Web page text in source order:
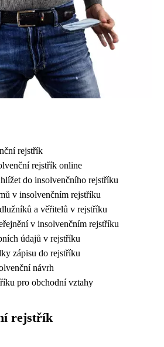
rejstřík
rejstřík online
do insolvenčního rejstříku
v insolvenčním rejstříku
a věřitelů v rejstříku
v insolvenčním rejstříku
údajů v rejstříku
zápisu do rejstříku
návrh
pro obchodní vztahy
rejstřík